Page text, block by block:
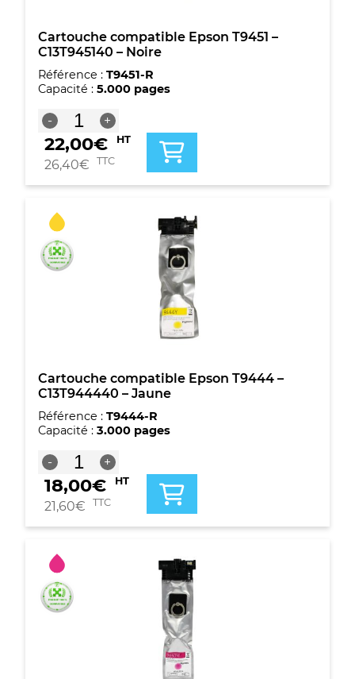
Cartouche compatible Epson T9451 –
C13T945140 – Noire
Référence : T9451-R
Capacité : 5.000 pages
-
quantité
de
Cartouche
compatible
Epson
T9451
C13T945140
-
Noire
+
22,00€ HT
26,40€ TTC
Cartouche compatible Epson T9444 –
C13T944440 – Jaune
Référence : T9444-R
Capacité : 3.000 pages
-
quantité
de
Cartouche
compatible
T9444
C13T944440
-
Jaune
+
18,00€ HT
21,60€ TTC